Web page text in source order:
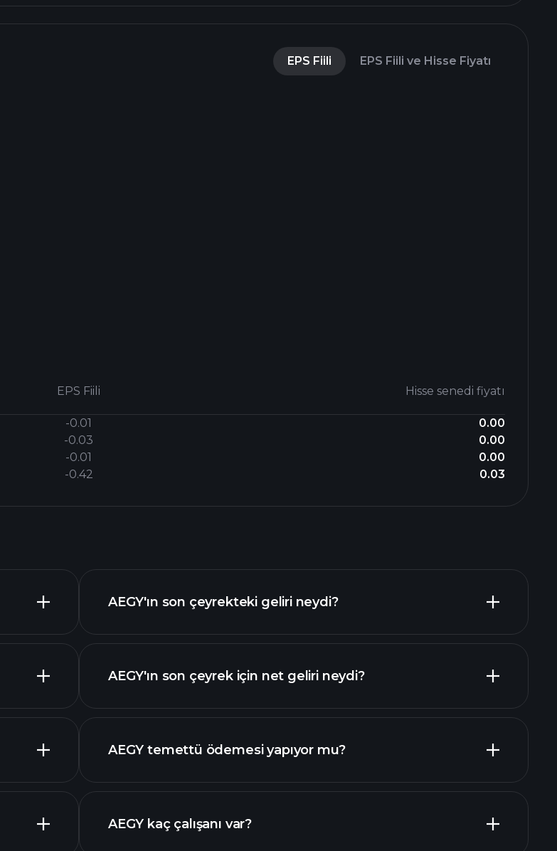
EPS Fiili
EPS Fiili ve Hisse Fiyatı
EPS Fiili Hisse senedi fiyatı
-0.01
0.00
-0.03
0.00
-0.01
0.00
-0.42 0.03
AEGY'ın son çeyrekteki geliri neydi?
AEGY'ın son çeyrek için net geliri neydi?
AEGY temettü ödemesi yapıyor mu?
yüksek temettü ödeyen hisseler
AEGY kaç çalışanı var?